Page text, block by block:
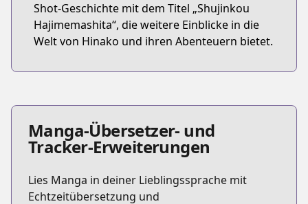
Shot-Geschichte mit dem Titel „Shujinkou
Hajimemashita“, die weitere Einblicke in die
Welt von Hinako und ihren Abenteuern bietet.
Manga-Übersetzer- und
Tracker-Erweiterungen
Lies Manga in deiner Lieblingssprache mit
Echtzeitübersetzung und